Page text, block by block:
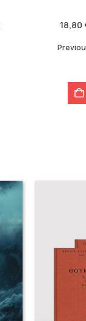
18,80
was:
18,80 €.
15,04 €.